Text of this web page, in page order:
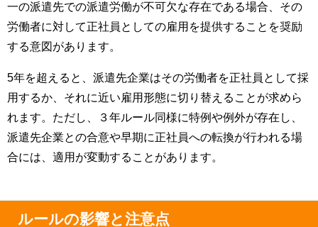
一の派遣先での派遣労働が不可欠な存在である場合、その
労働者に対して正社員としての雇用を提供することを奨励
する意図があります。
5年を超えると、派遣先企業はその労働者を正社員として採
用するか、それに近い雇用形態に切り替えることが求めら
れます。ただし、３年ルール同様に特例や例外が存在し、
派遣先企業との合意や早期に正社員への転換が行われる場
合には、適用が変動することがあります。
ルールの影響と注意点